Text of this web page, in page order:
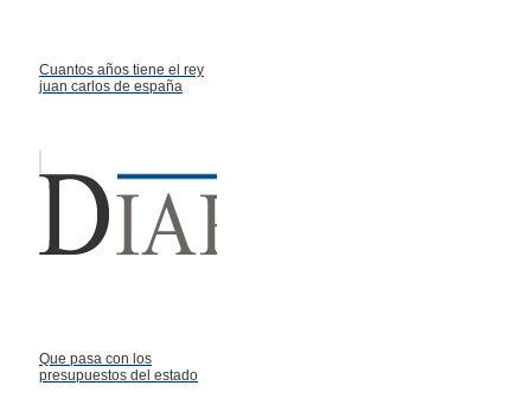
Cuantos años tiene el rey
juan carlos de españa
Que pasa con los
presupuestos del estado